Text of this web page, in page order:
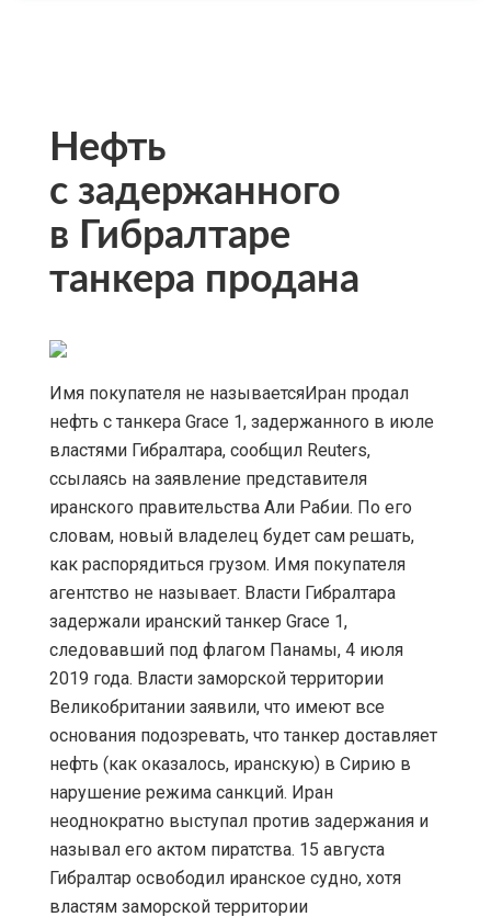
Нефть
с задержанного
в Гибралтаре
танкера продана
Имя покупателя не называетсяИран продал
нефть с танкера Grace 1, задержанного в июле
властями Гибралтара, сообщил Reuters,
ссылаясь на заявление представителя
иранского правительства Али Рабии. По его
словам, новый владелец будет сам решать,
как распорядиться грузом. Имя покупателя
агентство не называет. Власти Гибралтара
задержали иранский танкер Grace 1,
следовавший под флагом Панамы, 4 июля
2019 года. Власти заморской территории
Великобритании заявили, что имеют все
основания подозревать, что танкер доставляет
нефть (как оказалось, иранскую) в Сирию в
нарушение режима санкций. Иран
неоднократно выступал против задержания и
называл его актом пиратства. 15 августа
Гибралтар освободил иранское судно, хотя
властям заморской территории